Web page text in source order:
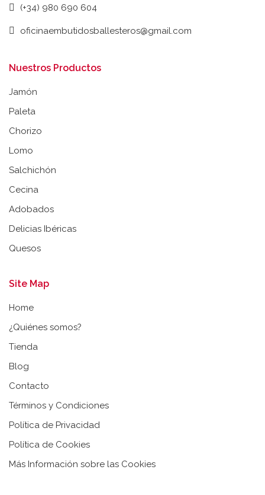
(+34) 980 690 604
oficinaembutidosballesteros@gmail.com
Nuestros Productos
Jamón
Paleta
Chorizo
Lomo
Salchichón
Cecina
Adobados
Delicias Ibéricas
Quesos
Site Map
Home
¿Quiénes somos?
Tienda
Blog
Contacto
Términos y Condiciones
Política de Privacidad
Política de Cookies
Más Información sobre las Cookies